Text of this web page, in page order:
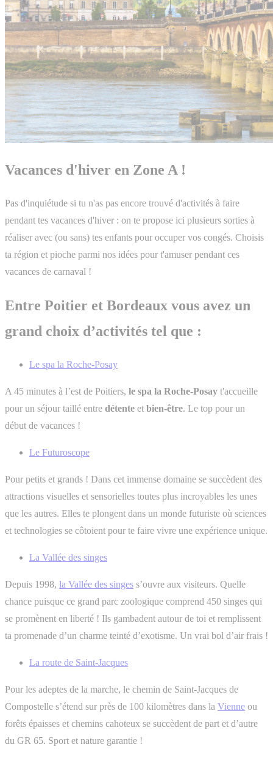
Vacances d'hiver en Zone A !
Pas d'inquiétude si tu n'as pas encore trouvé d'activités à faire
pendant tes vacances d'hiver : on te propose ici plusieurs sorties à
réaliser avec (ou sans) tes enfants pour occuper vos congés. Choisis
ta région et pioche parmi nos idées pour t'amuser pendant ces
vacances de carnaval !
Entre Poitier et Bordeaux vous avez un
grand choix d’activités tel que :
Le spa la Roche-Posay
A 45 minutes à l’est de Poitiers, le spa la Roche-Posay t'accueille
pour un séjour taillé entre détente et bien-être. Le top pour un
début de vacances !
Le Futuroscope
Pour petits et grands ! Dans cet immense domaine se succèdent des
attractions visuelles et sensorielles toutes plus incroyables les unes
que les autres. Elles te plongent dans un monde futuriste où sciences
et technologies se côtoient pour te faire vivre une expérience unique.
La Vallée des singes
Depuis 1998, la Vallée des singes s’ouvre aux visiteurs. Quelle
chance puisque ce grand parc zoologique comprend 450 singes qui
se promènent en liberté ! Ils gambadent autour de toi et remplissent
ta promenade d’un charme teinté d’exotisme. Un vrai bol d’air frais !
La route de Saint-Jacques
Pour les adeptes de la marche, le chemin de Saint-Jacques de
Compostelle s’étend sur près de 100 kilomètres dans la Vienne ou
forêts épaisses et chemins cahoteux se succèdent de part et d’autre
du GR 65. Sport et nature garantie !